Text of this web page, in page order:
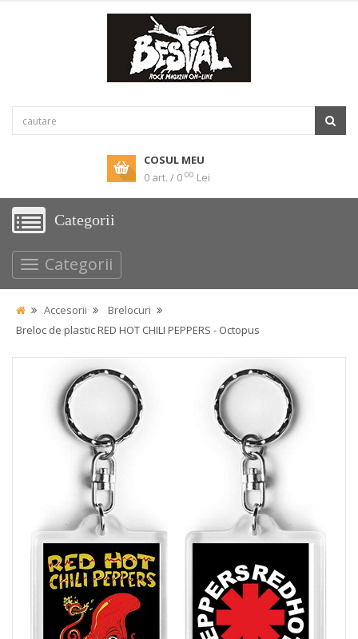
COSUL MEU
0 art. / 0 00 Lei
Categorii
Categorii
Accesorii
Brelocuri
Breloc de plastic RED HOT CHILI PEPPERS - Octopus